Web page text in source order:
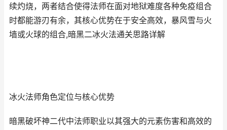
续灼烧，两者结合使得法师在面对地狱难度各种免疫组合
时都能游刃有余，其核心优势在于安全高效，暴风雪与火
墙或火球的组合,暗黑二冰火法通关思路详解
冰火法师角色定位与核心优势
暗黑破坏神二代中法师职业以其强大的元素伤害和高效的